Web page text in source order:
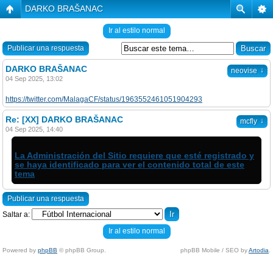
DARKO BRAŠANAC
Ir al estilo normal
Publicar una respuesta
neovise ↓
DARKO BRAŠANAC
04 Sep 2025, 13:02
https://twitter.com/MalagaCF/status/1963552461051904293
mcfly ↓
Re: [XX] DARKO BRAŠANAC
04 Sep 2025, 14:40
La Administración del Sitio requiere que esté registrado y
se haya identificado para ver el contenido total de este
tema
Publicar una respuesta
Saltar a:
Ir al estilo normal
Powered by phpBB © phpBB Group. phpBB Mobile / SEO byArtodia